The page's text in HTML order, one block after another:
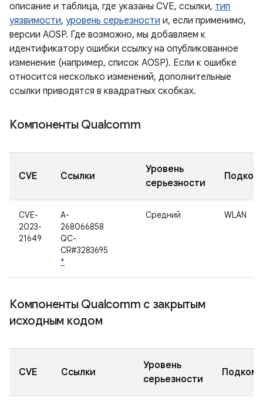
описание и таблица, где указаны CVE, ссылки, тип
уязвимости, уровень серьезности и, если применимо,
версии AOSP. Где возможно, мы добавляем к
идентификатору ошибки ссылку на опубликованное
изменение (например, список AOSP). Если к ошибке
относится несколько изменений, дополнительные
ссылки приводятся в квадратных скобках.
Компоненты Qualcomm
CVE Ссылки
Уровень
серьезности
CVE-
2023-
21649
A-
268066858
QC-
CR#3283695
*
Средний WLAN
Компоненты Qualcomm с закрытым
исходным кодом
CVE Ссылки
Уровень
серьезности